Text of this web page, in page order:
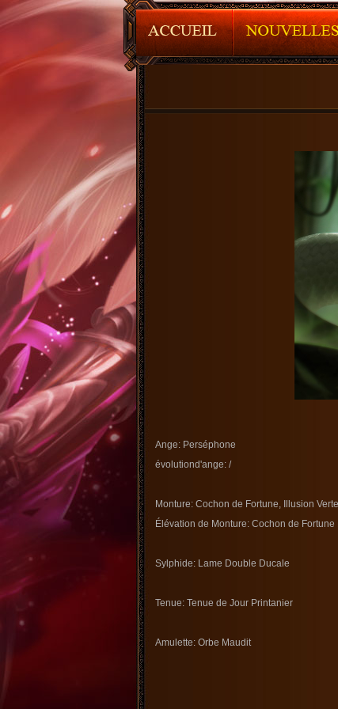
Ange: Perséphone
évolutiond'ange: /
Monture: Cochon de Fortune, Illusion Verte
Élévation de Monture: Cochon de Fortune
Sylphide: Lame Double Ducale
Tenue: Tenue de Jour Printanier
Amulette: Orbe Maudit